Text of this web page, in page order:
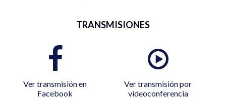
TRANSMISIONES
Ver transmisión en
Facebook
Ver transmisión por
videoconferencia